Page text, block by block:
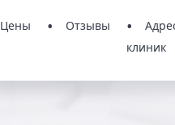
Цены Отзывы
клиник